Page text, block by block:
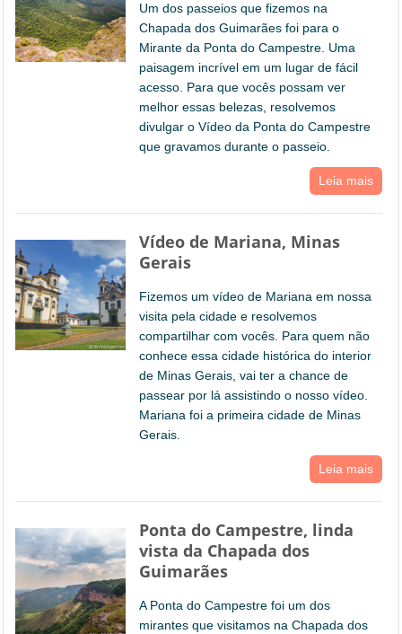
Um dos passeios que fizemos na
Chapada dos Guimarães foi para o
Mirante da Ponta do Campestre. Uma
paisagem incrível em um lugar de fácil
acesso. Para que vocês possam ver
melhor essas belezas, resolvemos
divulgar o Vídeo da Ponta do Campestre
que gravamos durante o passeio.
Leia mais
Vídeo de Mariana, Minas
Gerais
Fizemos um vídeo de Mariana em nossa
visita pela cidade e resolvemos
compartilhar com vocês. Para quem não
conhece essa cidade histórica do interior
de Minas Gerais, vai ter a chance de
passear por lá assistindo o nosso vídeo.
Mariana foi a primeira cidade de Minas
Gerais.
Leia mais
Ponta do Campestre, linda
vista da Chapada dos
Guimarães
A Ponta do Campestre foi um dos
mirantes que visitamos na Chapada dos